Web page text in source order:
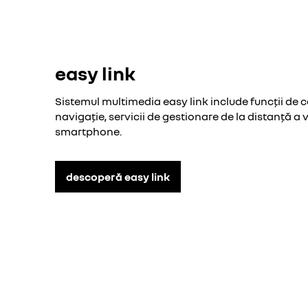
easy link
Sistemul multimedia easy link include funcții de
navigație, servicii de gestionare de la distanță a
smartphone.
descoperă easy link